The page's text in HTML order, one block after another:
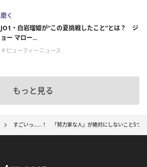
磨く
JO1・白岩瑠姫が“この夏挑戦したこと”とは？ ジ
ョー マロー...
＃ビューティーニュース
もっと見る
すごいっ……！ 「努力家な人」が絶対にしないこと5つ